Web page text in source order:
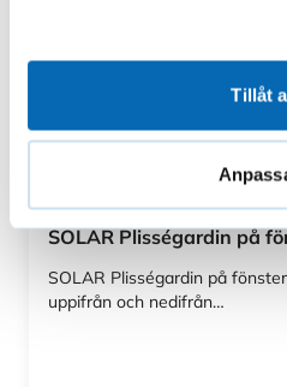
Tillåt
temperatur behaglig
fungerar dessutom som
minskar efterklangen
Skräddarsydd för
SOLAR Balkonggardin
tillverkas exakt enligt
eller din glasning.
garanterar ett prydligt
SOLAR Plisségardin på
SOLAR Plisségardin på
uppifrån och nedifrån…